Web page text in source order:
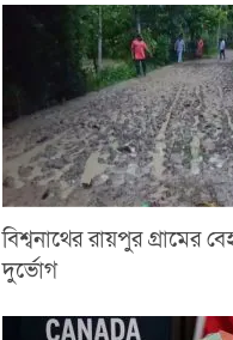
বিশ্বনাথের রায়পুর গ্রামের
দুর্ভোগ